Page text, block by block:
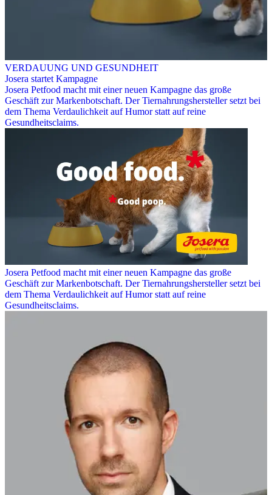
VERDAUUNG UND GESUNDHEIT
Josera startet Kampagne
Josera Petfood macht mit einer neuen Kampagne das große
Geschäft zur Markenbotschaft. Der Tiernahrungshersteller setzt bei
dem Thema Verdaulichkeit auf Humor statt auf reine
Gesundheitsclaims.
Josera Petfood macht mit einer neuen Kampagne das große
Geschäft zur Markenbotschaft. Der Tiernahrungshersteller setzt bei
dem Thema Verdaulichkeit auf Humor statt auf reine
Gesundheitsclaims.